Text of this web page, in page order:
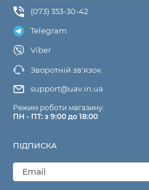
(073) 353-30-42
Telegram
Viber
Зворотній зв'язок
support@uav.in.ua
Режим роботи магазину:
ПН - ПТ: з 9:00 до 18:00
ПІДПИСКА